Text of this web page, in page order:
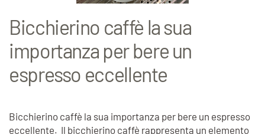
Bicchierino caffè la sua
importanza per bere un
espresso eccellente
Bicchierino caffè la sua importanza per bere un espresso
eccellente. Il bicchierino caffè rappresenta un elemento